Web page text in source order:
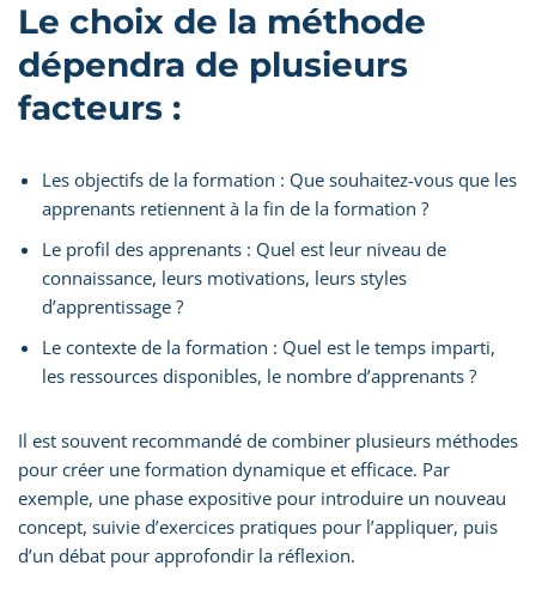
Le choix de la méthode
dépendra de plusieurs
facteurs :
Les objectifs de la formation : Que souhaitez-vous que les
apprenants retiennent à la fin de la formation ?
Le profil des apprenants : Quel est leur niveau de
connaissance, leurs motivations, leurs styles
d’apprentissage ?
Le contexte de la formation : Quel est le temps imparti,
les ressources disponibles, le nombre d’apprenants ?
Il est souvent recommandé de combiner plusieurs méthodes
pour créer une formation dynamique et efficace. Par
exemple, une phase expositive pour introduire un nouveau
concept, suivie d’exercices pratiques pour l’appliquer, puis
d’un débat pour approfondir la réflexion.